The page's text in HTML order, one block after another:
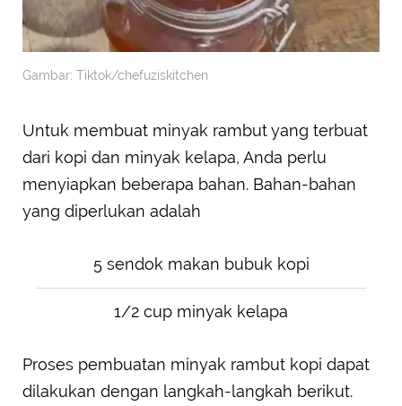
Gambar: Tiktok/chefuziskitchen
Untuk membuat minyak rambut yang terbuat
dari kopi dan minyak kelapa, Anda perlu
menyiapkan beberapa bahan. Bahan-bahan
yang diperlukan adalah
5 sendok makan bubuk kopi
1/2 cup minyak kelapa
Proses pembuatan minyak rambut kopi dapat
dilakukan dengan langkah-langkah berikut.